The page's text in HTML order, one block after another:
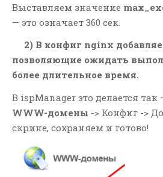
Январь 2026
Февраль 2021
Декабрь 2020
Июль 2019
Апрель 2019
Февраль 2018
Январь 2018
Декабрь 2017
Ноябрь 2017
Май 2017
Выставляем значение
— это означает 360 сек.
2) В конфиг nginx
позволяющие ожидать
более длительное время.
В ispManager это делается так
WWW-домены -> Конфиг ->
скрине, сохраняем и готово!